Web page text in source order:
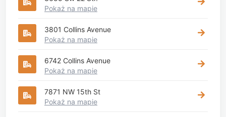
Pokaż na mapie
3801 Collins Avenue
Pokaż na mapie
6742 Collins Avenue
Pokaż na mapie
7871 NW 15th St
Pokaż na mapie